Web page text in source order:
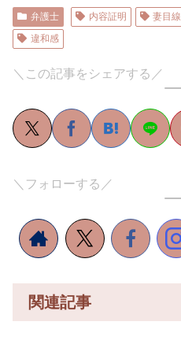
弁護士 内容証明 妻目線
違和感
＼この記事をシェアする／
＼フォローする／
関連記事